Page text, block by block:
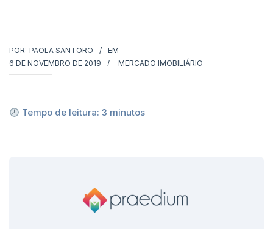
POR: PAOLA SANTORO
EM
6 DE NOVEMBRO DE 2019
MERCADO IMOBILIÁRIO
Tempo de leitura:3 minutos